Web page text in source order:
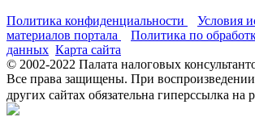
Политика конфиденциальности
Условия
материалов портала
Политика по
данных Карта сайта
© 2002-2022 Палата налоговых
Все права защищены. При воспроизведении
других сайтах обязательна гиперссылка на